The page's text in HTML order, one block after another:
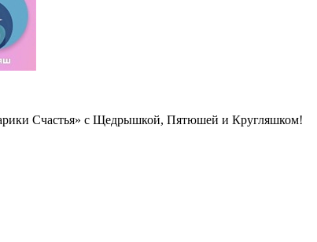
Счастья» с Щедрышкой, Пятюшей и Кругляшком!